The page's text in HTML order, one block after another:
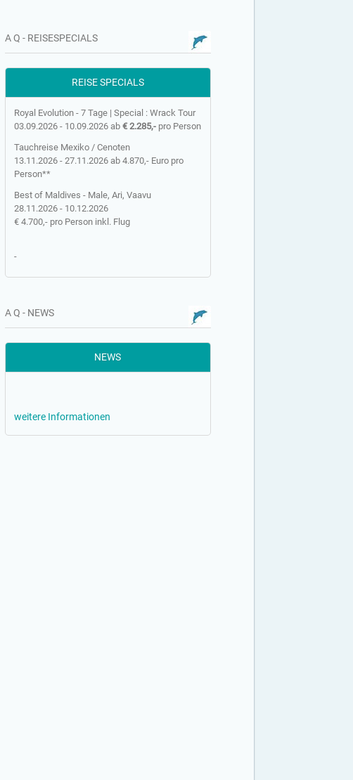
A Q - REISESPECIALS
REISE SPECIALS
Royal Evolution - 7 Tage | Special : Wrack Tour
03.09.2026 - 10.09.2026 ab € 2.285,-pro Person
Tauchreise Mexiko / Cenoten
13.11.2026 - 27.11.2026 ab 4.870,- Euro pro
Person**
Best of Maldives - Male, Ari, Vaavu
28.11.2026 - 10.12.2026
€ 4.700,- pro Person inkl. Flug
-
A Q - NEWS
NEWS
weitere Informationen